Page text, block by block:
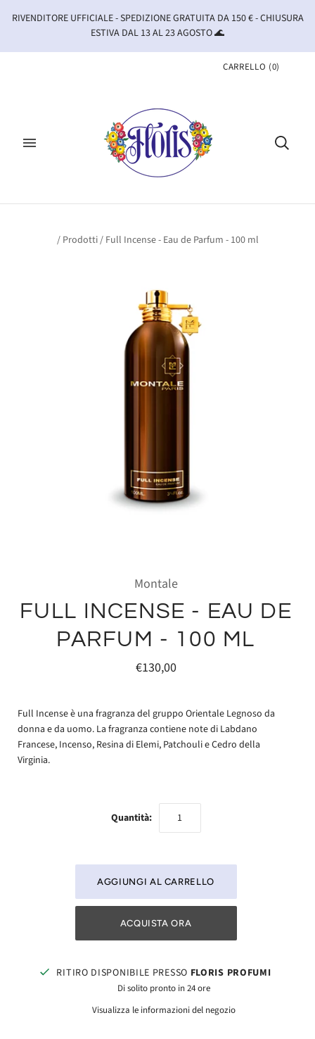
RIVENDITORE UFFICIALE - SPEDIZIONE GRATUITA DA 150 € - CHIUSURA
ESTIVA DAL 13 AL 23 AGOSTO 🌊
CARRELLO (0)
/ Prodotti/ Full Incense - Eau de Parfum - 100 ml
Montale
FULL INCENSE - EAU DE
PARFUM - 100 ML
€130,00
Full Incense è una fragranza del gruppo Orientale Legnoso da
donna e da uomo. La fragranza contiene note di Labdano
Francese, Incenso, Resina di Elemi, Patchouli e Cedro della
Virginia.
Quantità:
ACQUISTA ORA
RITIRO DISPONIBILE PRESSO FLORIS PROFUMI
Di solito pronto in 24 ore
Visualizza le informazioni del negozio